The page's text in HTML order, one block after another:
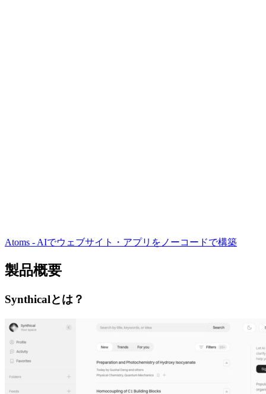
Atoms - AIでウェブサイト・アプリをノーコードで構築
製品概要
Synthicalとは？